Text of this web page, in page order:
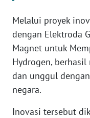
Melalui proyek
dengan Elektroda
Magnet untuk
Hydrogen,
dan unggul
negara.
Inovasi tersebut
BANTEN
WN
NTT
WN